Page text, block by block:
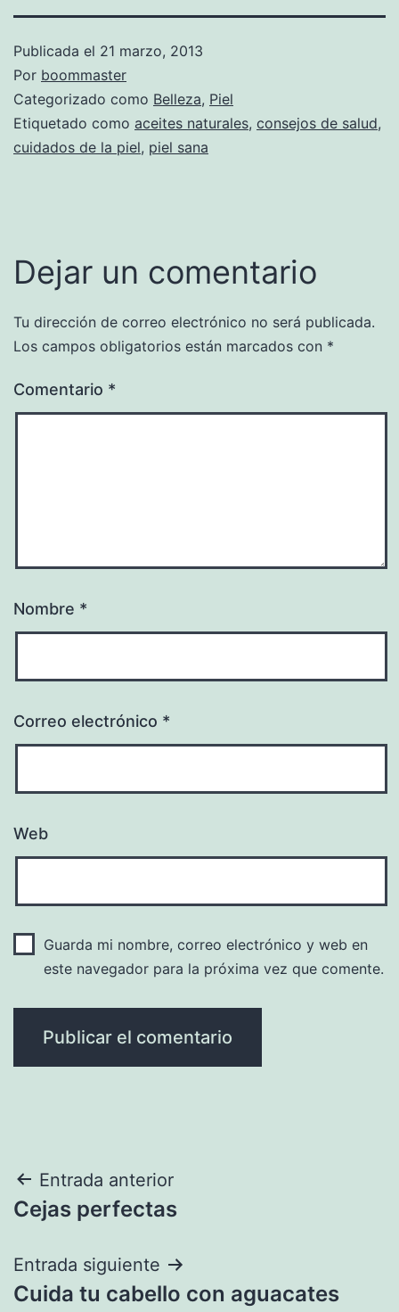
Publicada el 21 marzo, 2013
Por boommaster
Categorizado como Belleza, Piel
Etiquetado como aceites naturales, consejos de salud,
cuidados de la piel, piel sana
Dejar un comentario
Tu dirección de correo electrónico no será publicada.
Los campos obligatorios están marcados con *
Comentario *
Nombre *
Correo electrónico *
Web
Guarda mi nombre, correo electrónico y web en
este navegador para la próxima vez que comente.
Navegación
de
entradas
Entrada anterior
Cejas perfectas
Entrada siguiente
Cuida tu cabello con aguacates